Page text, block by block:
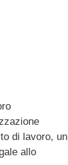
di lavoro, un
allo